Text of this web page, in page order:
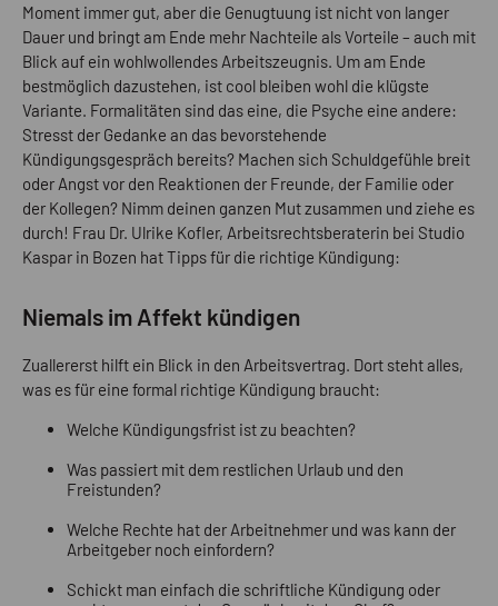
Moment immer gut, aber die Genugtuung ist nicht von langer
Dauer und bringt am Ende mehr Nachteile als Vorteile – auch mit
Blick auf ein wohlwollendes Arbeitszeugnis. Um am Ende
bestmöglich dazustehen, ist cool bleiben wohl die klügste
Variante. Formalitäten sind das eine, die Psyche eine andere:
Stresst der Gedanke an das bevorstehende
Kündigungsgespräch bereits? Machen sich Schuldgefühle breit
oder Angst vor den Reaktionen der Freunde, der Familie oder
der Kollegen? Nimm deinen ganzen Mut zusammen und ziehe es
durch! Frau Dr. Ulrike Kofler, Arbeitsrechtsberaterin bei Studio
Kaspar in Bozen hat Tipps für die richtige Kündigung:
Niemals im Affekt kündigen
Zuallererst hilft ein Blick in den Arbeitsvertrag. Dort steht alles,
was es für eine formal richtige Kündigung braucht:
Welche Kündigungsfrist ist zu beachten?
Was passiert mit dem restlichen Urlaub und den
Freistunden?
Welche Rechte hat der Arbeitnehmer und was kann der
Arbeitgeber noch einfordern?
Schickt man einfach die schriftliche Kündigung oder